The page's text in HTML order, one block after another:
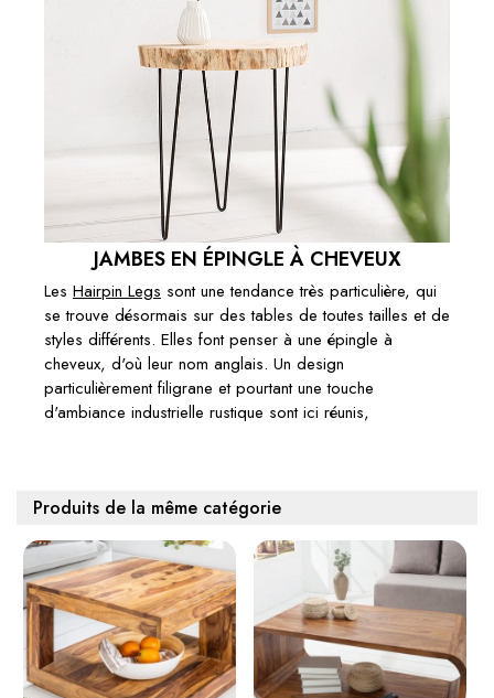
JAMBES EN ÉPINGLE À CHEVEUX
Les Hairpin Legs sont une tendance très particulière, qui
se trouve désormais sur des tables de toutes tailles et de
styles différents. Elles font penser à une épingle à
cheveux, d'où leur nom anglais. Un design
particulièrement filigrane et pourtant une touche
d'ambiance industrielle rustique sont ici réunis,
Produits de la même catégorie